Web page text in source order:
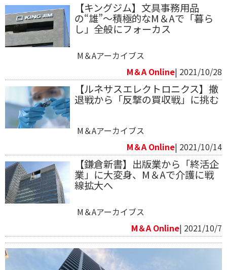
【キングジム】文具事務用品
の“雄”～積極的なM＆Aで「暮ら
し」全般にフォーカス
M＆Aアーカイブス
M＆A Online| 2021/10/28
【ルネサスエレクトロニクス】撤
退戦から「反撃の買収戦」に挑む
M＆Aアーカイブス
M＆A Online| 2021/10/14
【鎌倉新書】出版業から「終活企
業」に大変身、M＆Aで介護に戦
線拡大へ
M＆Aアーカイブス
M＆A Online| 2021/10/7